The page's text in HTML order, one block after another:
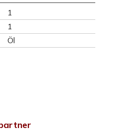
1
1
Öl